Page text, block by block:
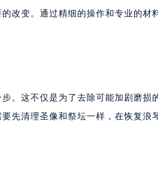
改变。通过精细的操作和专业的材
。这不仅是为了去除可能加剧磨损
先清理圣像和祭坛一样，在恢复浪